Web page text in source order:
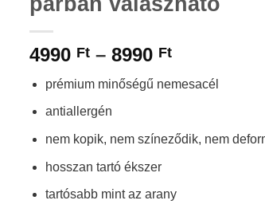
4990 Ft – 8990 Ft
4990 Ft
-
prémium minőségű nemesacél
antiallergén
nem kopik, nem színeződik, nem
hosszan tartó ékszer
tartósabb mint az arany